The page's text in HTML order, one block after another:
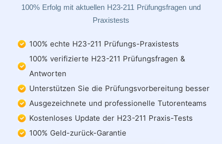
100% Erfolg mit aktuellen H23-211 Prüfungsfragen und
Praxistests
100% echte H23-211 Prüfungs-Praxistests
100% verifizierte H23-211 Prüfungsfragen &
Antworten
Unterstützen Sie die Prüfungsvorbereitung besser
Ausgezeichnete und professionelle Tutorenteams
Kostenloses Update der H23-211 Praxis-Tests
100% Geld-zurück-Garantie